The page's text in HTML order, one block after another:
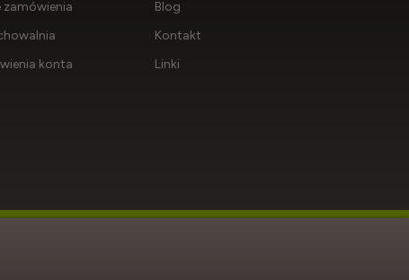
zamówienia
konta
Blog
Kontakt
Linki